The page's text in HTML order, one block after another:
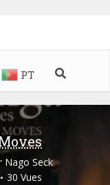
PT
Nago Seck
30 Vues